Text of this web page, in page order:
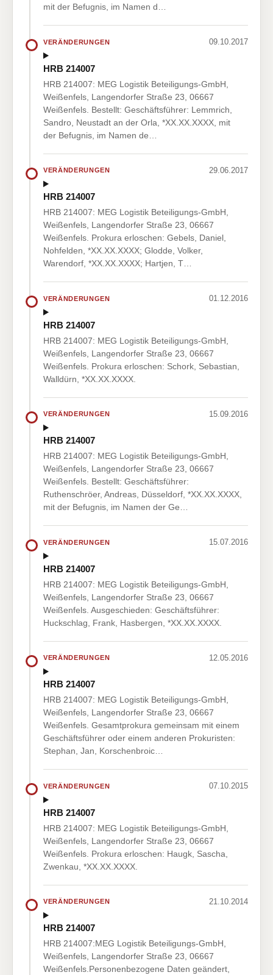
mit der Befugnis, im Namen d…
VERÄNDERUNGEN 09.10.2017
HRB 214007
HRB 214007: MEG Logistik Beteiligungs-GmbH,
Weißenfels, Langendorfer Straße 23, 06667
Weißenfels. Bestellt: Geschäftsführer: Lemmrich,
Sandro, Neustadt an der Orla, *XX.XX.XXXX, mit
der Befugnis, im Namen de…
VERÄNDERUNGEN 29.06.2017
HRB 214007
HRB 214007: MEG Logistik Beteiligungs-GmbH,
Weißenfels, Langendorfer Straße 23, 06667
Weißenfels. Prokura erloschen: Gebels, Daniel,
Nohfelden, *XX.XX.XXXX; Glodde, Volker,
Warendorf, *XX.XX.XXXX; Hartjen, T…
VERÄNDERUNGEN 01.12.2016
HRB 214007
HRB 214007: MEG Logistik Beteiligungs-GmbH,
Weißenfels, Langendorfer Straße 23, 06667
Weißenfels. Prokura erloschen: Schork, Sebastian,
Walldürn, *XX.XX.XXXX.
VERÄNDERUNGEN 15.09.2016
HRB 214007
HRB 214007: MEG Logistik Beteiligungs-GmbH,
Weißenfels, Langendorfer Straße 23, 06667
Weißenfels. Bestellt: Geschäftsführer:
Ruthenschröer, Andreas, Düsseldorf, *XX.XX.XXXX,
mit der Befugnis, im Namen der Ge…
VERÄNDERUNGEN 15.07.2016
HRB 214007
HRB 214007: MEG Logistik Beteiligungs-GmbH,
Weißenfels, Langendorfer Straße 23, 06667
Weißenfels. Ausgeschieden: Geschäftsführer:
Huckschlag, Frank, Hasbergen, *XX.XX.XXXX.
VERÄNDERUNGEN 12.05.2016
HRB 214007
HRB 214007: MEG Logistik Beteiligungs-GmbH,
Weißenfels, Langendorfer Straße 23, 06667
Weißenfels. Gesamtprokura gemeinsam mit einem
Geschäftsführer oder einem anderen Prokuristen:
Stephan, Jan, Korschenbroic…
VERÄNDERUNGEN 07.10.2015
HRB 214007
HRB 214007: MEG Logistik Beteiligungs-GmbH,
Weißenfels, Langendorfer Straße 23, 06667
Weißenfels. Prokura erloschen: Haugk, Sascha,
Zwenkau, *XX.XX.XXXX.
VERÄNDERUNGEN 21.10.2014
HRB 214007
HRB 214007:MEG Logistik Beteiligungs-GmbH,
Weißenfels, Langendorfer Straße 23, 06667
Weißenfels.Personenbezogene Daten geändert,